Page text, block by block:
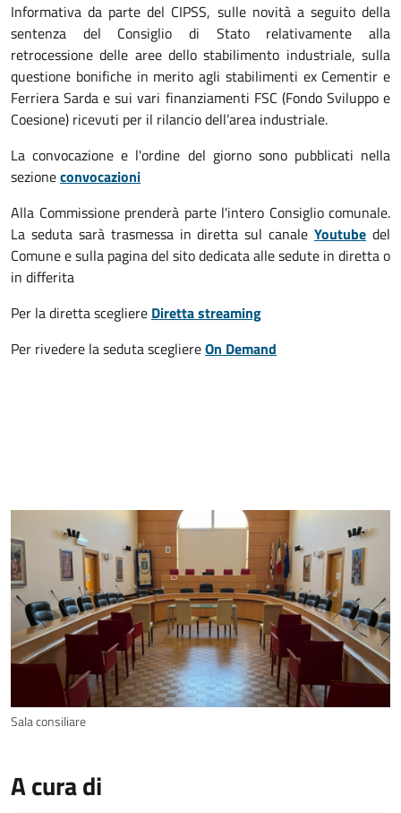
Informativa da parte del CIPSS, sulle novità a seguito della
sentenza del Consiglio di Stato relativamente alla
retrocessione delle aree dello stabilimento industriale, sulla
questione bonifiche in merito agli stabilimenti ex Cementir e
Ferriera Sarda e sui vari finanziamenti FSC (Fondo Sviluppo e
Coesione) ricevuti per il rilancio dell’area industriale.
La convocazione e l'ordine del giorno sono pubblicati nella
sezioneconvocazioni
Alla Commissione prenderà parte l'intero Consiglio comunale.
La seduta sarà trasmessa in diretta sul canaleYoutube del
Comune e sulla pagina del sito dedicata alle sedute in diretta o
in differita
Per la diretta scegliere Diretta streaming
Per rivedere la seduta scegliereOn Demand
Sala consiliare
A cura di